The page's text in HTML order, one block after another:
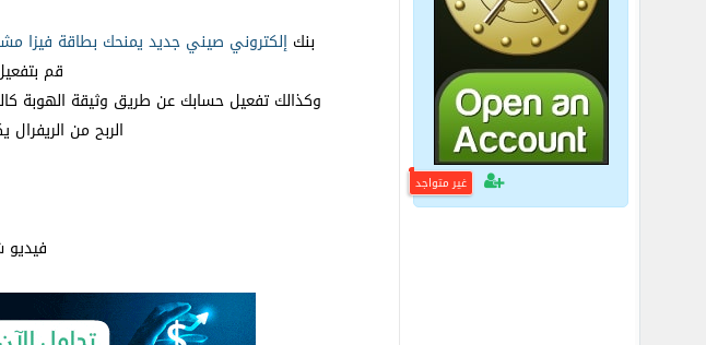
غير متواجد
بنك إلكتروني صيني جديد يمنحك بطاقة فيزا
قم
وكذالك تفعيل حسابك عن طريق وثيقة الهوبة
الربح من الريفرال يكون